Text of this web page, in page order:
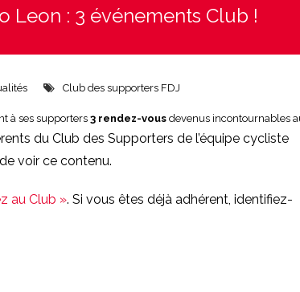
Leon : 3 événements Club !
Club des supporters FDJ
à ses supporters 3 rendez-vous devenus incontournables
du Club des Supporters de l’équipe cycliste
voir ce contenu.
au Club ». Si vous êtes déjà adhérent, identifiez-